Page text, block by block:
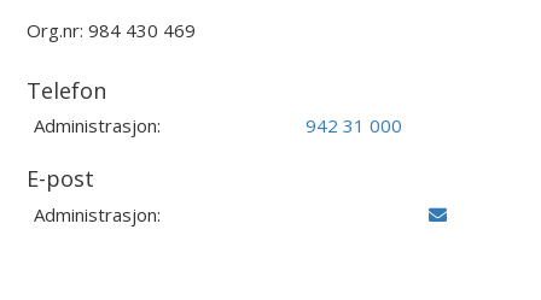
Org.nr: 984 430 469
Telefon
Administrasjon: 942 31 000
E-post
Administrasjon: